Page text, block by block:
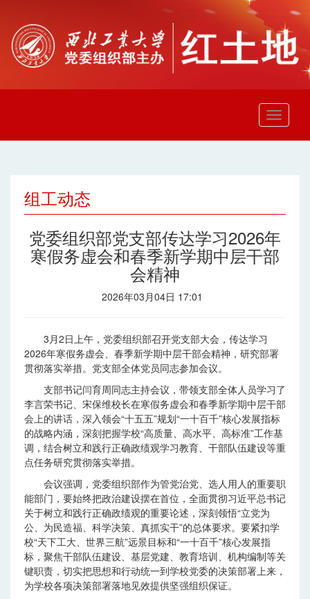
组工动态
党委组织部党支部传达学习2026年
寒假务虚会和春季新学期中层干部
会精神
2026年03月04日 17:01
3月2日上午，党委组织部召开党支部大会，传达学习
2026年寒假务虚会、春季新学期中层干部会精神，研究部署
贯彻落实举措。党支部全体党员同志参加会议。
支部书记闫育周同志主持会议，带领支部全体人员学习了
李言荣书记、宋保维校长在寒假务虚会和春季新学期中层干部
会上的讲话，深入领会“十五五”规划“一十百千”核心发展指标
的战略内涵，深刻把握学校“高质量、高水平、高标准”工作基
调，结合树立和践行正确政绩观学习教育、干部队伍建设等重
点任务研究贯彻落实举措。
会议强调，党委组织部作为管党治党、选人用人的重要职
能部门，要始终把政治建设摆在首位，全面贯彻习近平总书记
关于树立和践行正确政绩观的重要论述，深刻领悟“立党为
公、为民造福、科学决策、真抓实干”的总体要求。要紧扣学
校“天下工大、世界三航”远景目标和“一十百千”核心发展指
标，聚焦干部队伍建设、基层党建、教育培训、机构编制等关
键职责，切实把思想和行动统一到学校党委的决策部署上来，
为学校各项决策部署落地见效提供坚强组织保证。